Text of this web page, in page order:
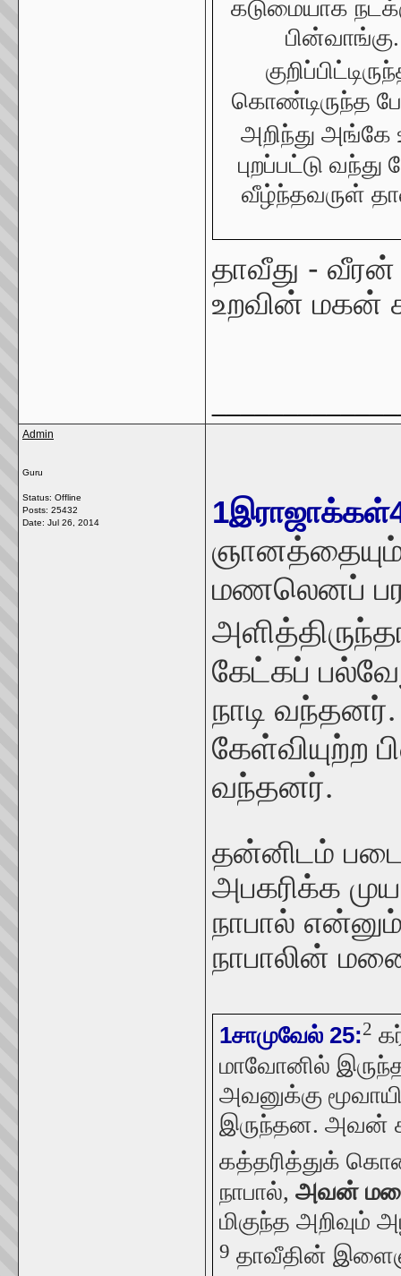
கடுமையாக
கொண்டிருந்த
அறிந்து அங்கே
புறப்பட்டு
வீழ்ந்தவருள்
தாவீது - வீரன்
உறவின் மகன்
Admin
Guru
Status: Offline
Posts: 25432
Date: Jul 26, 2014
ஞானத்தையும்
மணலெனப்
கேட்கப்
நாடி
கேள்வியுற்ற
வந்தனர்.
தன்னிடம்
அபகரிக்க
நாபால்
நாபாலின்
1சாமுவேல் 25:2
மாவோனில்
அவனுக்கு
இருந்தன. அவன்
கத்தரித்துக்
நாபால்,அவன்
மிகுந்த
9 தாவீதின்